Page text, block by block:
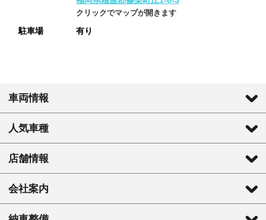
クリックでマップが開きます
駐車場 有り
車両情報
人気車種
店舗情報
会社案内